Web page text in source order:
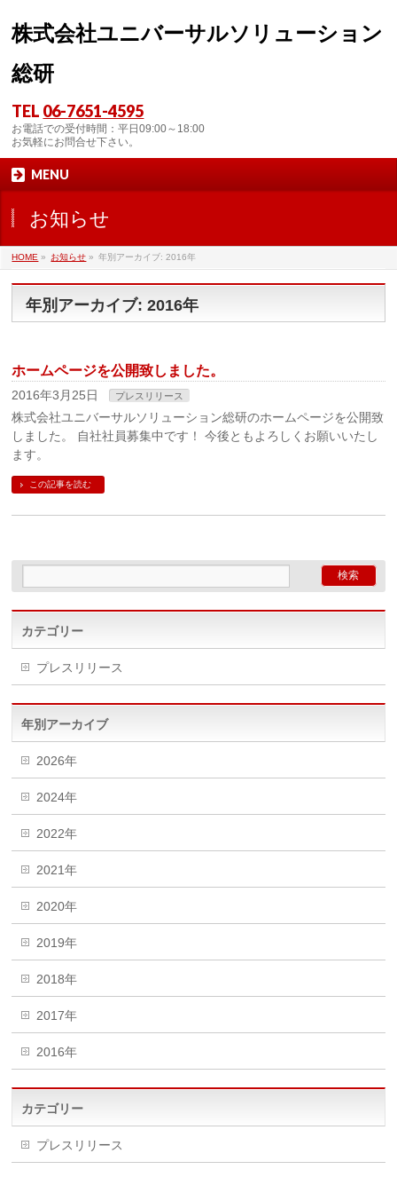
株式会社ユニバーサルソリューション
総研
TEL 06-7651-4595
お電話での受付時間：平日09:00～18:00
お気軽にお問合せ下さい。
MENU
お知らせ
HOME » お知らせ » 年別アーカイブ: 2016年
年別アーカイブ: 2016年
ホームページを公開致しました。
2016年3月25日 プレスリリース
株式会社ユニバーサルソリューション総研のホームページを公開致
しました。 自社社員募集中です！ 今後ともよろしくお願いいたし
ます。
この記事を読む
カテゴリー
プレスリリース
年別アーカイブ
2026年
2024年
2022年
2021年
2020年
2019年
2018年
2017年
2016年
カテゴリー
プレスリリース